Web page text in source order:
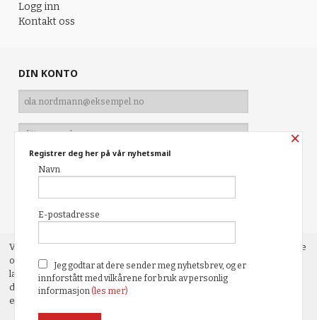
Logg inn
Kontakt oss
DIN KONTO
Vår nettbutikk bruker cookies slik at du får en bedre kjøpsopplevelse
og vi kan yte deg bedre service. Vi bruker cookies hovedsaklig til å
lagre innloggingsdetaljer og huske hva du har puttet i handlekurven
din. Fortsett å bruke siden som normalt om du godtar dette.
eller
×
Registrer deg her på vår nyhetsmail
Navn
E-postadresse
Jeg godtar at dere sender meg nyhetsbrev, og er
innforstått med vilkårene for bruk av personlig
informasjon (les mer)